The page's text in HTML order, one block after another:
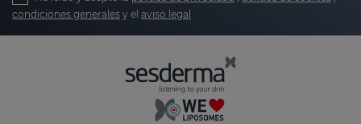
condiciones generales y el aviso legal